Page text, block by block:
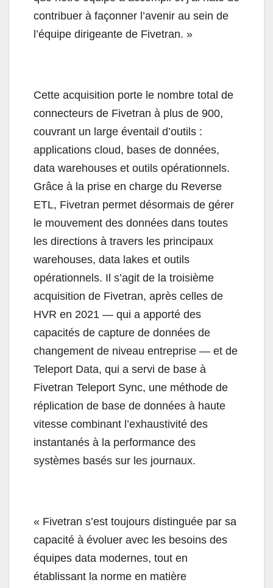
contribuer à façonner l’avenir au sein de
l’équipe dirigeante de Fivetran. »
Cette acquisition porte le nombre total de
connecteurs de Fivetran à plus de 900,
couvrant un large éventail d’outils :
applications cloud, bases de données,
data warehouses et outils opérationnels.
Grâce à la prise en charge du Reverse
ETL, Fivetran permet désormais de gérer
le mouvement des données dans toutes
les directions à travers les principaux
warehouses, data lakes et outils
opérationnels. Il s’agit de la troisième
acquisition de Fivetran, après celles de
HVR en 2021 — qui a apporté des
capacités de capture de données de
changement de niveau entreprise — et de
Teleport Data, qui a servi de base à
Fivetran Teleport Sync, une méthode de
réplication de base de données à haute
vitesse combinant l’exhaustivité des
instantanés à la performance des
systèmes basés sur les journaux.
« Fivetran s’est toujours distinguée par sa
capacité à évoluer avec les besoins des
équipes data modernes, tout en
établissant la norme en matière